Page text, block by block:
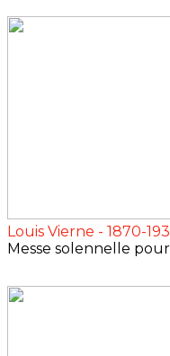
Louis Vierne - 1870-
Messe solennelle